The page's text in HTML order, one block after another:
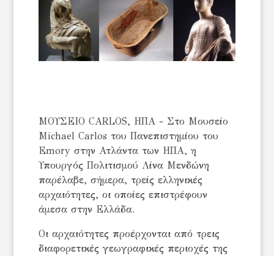
ΜΟΥΣΕΙΟ CARLOS, ΗΠΑ - Στο Μουσείο
Michael Carlos του Πανεπιστημίου του
Emory στην Ατλάντα των ΗΠΑ, η
Υπουργός Πολιτισμού Λίνα Μενδώνη
παρέλαβε, σήμερα, τρείς ελληνικές
αρχαιότητες, οι οποίες επιστρέφουν
άμεσα στην Ελλάδα.
Οι αρχαιότητες προέρχονται από τρεις
διαφορετικές γεωγραφικές περιοχές της